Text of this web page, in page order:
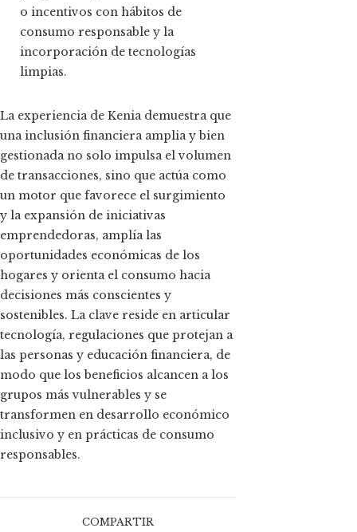
o incentivos con hábitos de
consumo responsable y la
incorporación de tecnologías
limpias.
La experiencia de Kenia demuestra que
una inclusión financiera amplia y bien
gestionada no solo impulsa el volumen
de transacciones, sino que actúa como
un motor que favorece el surgimiento
y la expansión de iniciativas
emprendedoras, amplía las
oportunidades económicas de los
hogares y orienta el consumo hacia
decisiones más conscientes y
sostenibles. La clave reside en articular
tecnología, regulaciones que protejan a
las personas y educación financiera, de
modo que los beneficios alcancen a los
grupos más vulnerables y se
transformen en desarrollo económico
inclusivo y en prácticas de consumo
responsables.
COMPARTIR